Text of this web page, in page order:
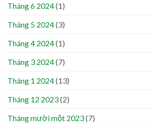
Tháng 6 2024(1)
Tháng 5 2024(3)
Tháng 4 2024(1)
Tháng 3 2024(7)
Tháng 1 2024(13)
Tháng 12 2023(2)
Tháng mười một 2023(7)